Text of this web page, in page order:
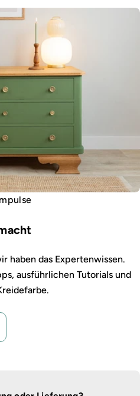
haben das Expertenwissen.
ausführlichen Tutorials und